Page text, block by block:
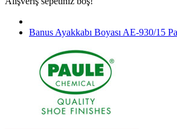
Banus Ayakkabı Boyası AE-930/15